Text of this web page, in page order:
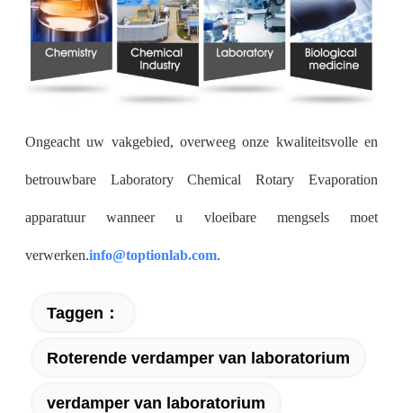
Ongeacht uw vakgebied, overweeg onze kwaliteitsvolle en
betrouwbare Laboratory Chemical Rotary Evaporation
apparatuur wanneer u vloeibare mengsels moet
verwerken.info@toptionlab.com.
Taggen：
Roterende verdamper van laboratorium
verdamper van laboratorium